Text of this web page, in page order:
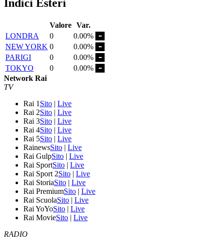
Indici Esteri
Valore Var.
LONDRA
0
0.00%
NEW YORK 0
0.00%
PARIGI
0
0.00%
TOKYO
0
0.00%
Network Rai
TV
Rai 1 Sito | Live
Rai 2Sito | Live
Rai 3Sito | Live
Rai 4Sito | Live
Rai 5Sito | Live
RainewsSito | Live
Rai GulpSito | Live
Rai SportSito | Live
Rai Sport 2Sito | Live
Rai StoriaSito | Live
Rai PremiumSito | Live
Rai ScuolaSito | Live
Rai YoYoSito | Live
Rai MovieSito | Live
RADIO